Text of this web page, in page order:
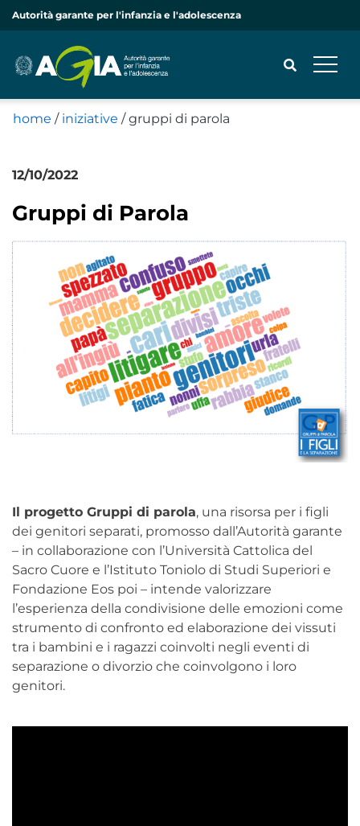
Autorità garante per l'infanzia e l'adolescenza
home / iniziative / gruppi di parola
12/10/2022
Gruppi di Parola
Il progetto Gruppi di parola, una risorsa per i figli
dei genitori separati, promosso dall’Autorità garante
– in collaborazione con l’Università Cattolica del
Sacro Cuore e l’Istituto Toniolo di Studi Superiori e
Fondazione Eos poi – intende valorizzare
l’esperienza della condivisione delle emozioni come
strumento di confronto ed elaborazione dei vissuti
tra i bambini e i ragazzi coinvolti negli eventi di
separazione o divorzio che coinvolgono i loro
genitori.